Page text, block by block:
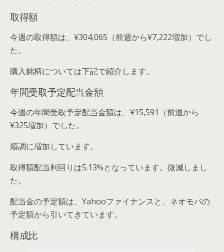
取得額
今週の取得額は、¥304,065（前週から¥7,222増加）でし
た。
購入銘柄については下記で紹介します。
年間受取予定配当金額
今週の年間受取予定配当金額は、¥15,591（前週から
¥325増加）でした。
順調に増加しています。
取得額配当利回りは5.13%となっています。微減しまし
た。
配当金の予定額は、Yahooファイナンスと、ネオモバの
予定額から引いてきています。
構成比